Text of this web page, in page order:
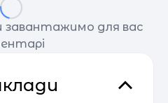
завантажимо для вас